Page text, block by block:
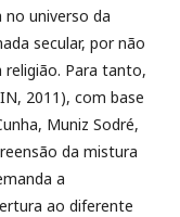
no universo da
secular, por não
Para tanto,
2011), com base
Muniz Sodré,
da mistura
a
ao diferente